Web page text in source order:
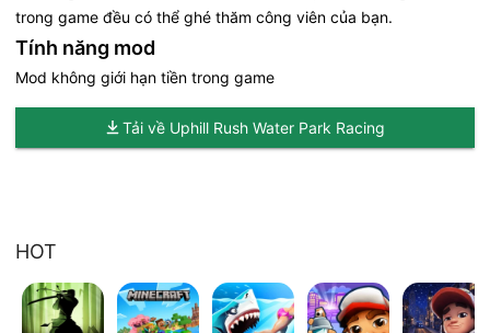
trong game đều có thể ghé thăm công viên của bạn.
Tính năng mod
Mod không giới hạn tiền trong game
Tải về Uphill Rush Water Park Racing
HOT